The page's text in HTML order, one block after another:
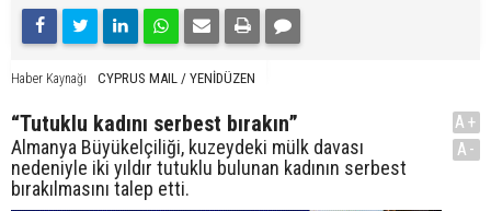
Haber Kaynağı CYPRUS MAIL / YENİDÜZEN
“Tutuklu kadını serbest bırakın”
Almanya Büyükelçiliği, kuzeydeki mülk davası
nedeniyle iki yıldır tutuklu bulunan kadının serbest
bırakılmasını talep etti.
A+
A-